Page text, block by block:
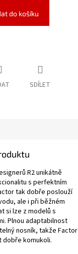
do košíku
SDÍLET
R2 unikátně
s perfektním
tak dobře poslouží
ale i při běžném
si lze z modelů s
Plnou adaptabilnost
nosník, takže Factor
dobře komukoli.